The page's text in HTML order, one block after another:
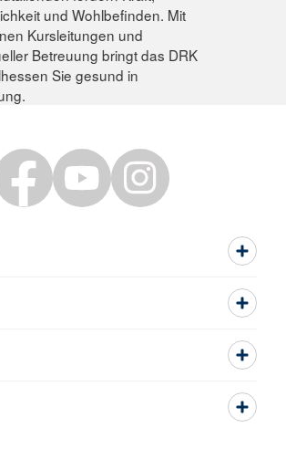
und Wohlbefinden. Mit
Kursleitungen und
Betreuung bringt das DRK
Sie gesund in